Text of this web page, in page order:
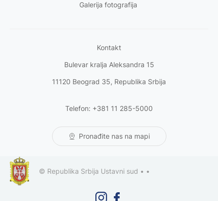
Galerija fotografija
Kontakt
Bulevar kralja Aleksandra 15
11120 Beograd 35, Republika Srbija
Telefon: +381 11 285-5000
Pronađite nas na mapi
© Republika Srbija Ustavni sud • •